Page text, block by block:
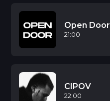
Open Door
21:00
CIPOV
22:00